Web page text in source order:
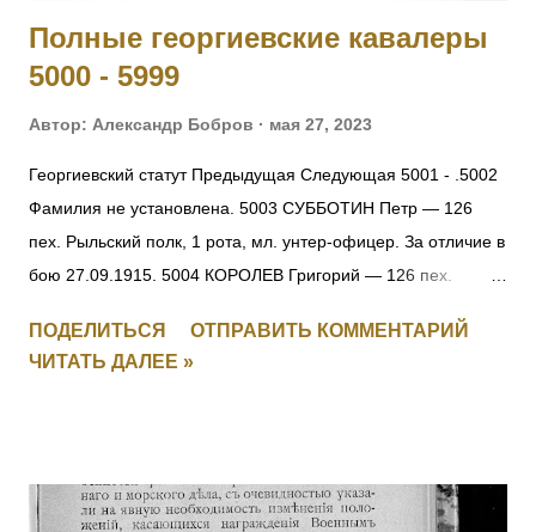
Полные георгиевские кавалеры
5000 - 5999
Автор: Александр Бобров мая 27, 2023
Георгиевский статут Предыдущая Следующая 5001 - .5002
Фамилия не установлена. 5003 СУББОТИН Петр — 126
пех. Рыльский полк, 1 рота, мл. унтер-офицер. За отличие в
бою 27.09.1915. 5004 КОРОЛЕВ Григорий — 126 пех.
27.09.1915. 5005 ПОЛОМАРЧУК Николай — 126 пех.
Рыльский полк, 5 рота, фельдфебель. За отличие в бою
11 рота, ст. унтер-офицер. За отличие в бою 27.09.1915.
ПОДЕЛИТЬСЯ
ОТПРАВИТЬ КОММЕНТАРИЙ
ЧИТАТЬ ДАЛЕЕ »